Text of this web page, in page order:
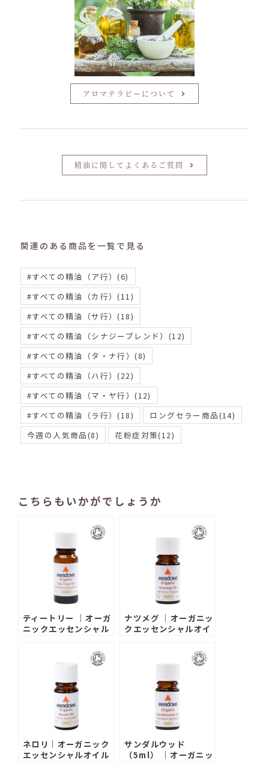
アロマテラピーについて
精油に関してよくあるご質問
関連のある商品を一覧で見る
#すべての精油（ア行）(6)
#すべての精油（カ行）(11)
#すべての精油（サ行）(18)
#すべての精油（シナジーブレンド） (12)
#すべての精油（タ・ナ行）(8)
#すべての精油（ハ行）(22)
#すべての精油（マ・ヤ行）(12)
#すべての精油（ラ行）(18) ロングセラー商品(14)
今週の人気商品(8) 花粉症対策(12)
こちらもいかがでしょうか
ティートリー ｜オーガ
ニックエッセンシャル
ナツメグ ｜オーガニッ
クエッセンシャルオイ
ネロリ｜オーガニック
エッセンシャルオイル
サンダルウッド
（5ml） ｜オーガニッ